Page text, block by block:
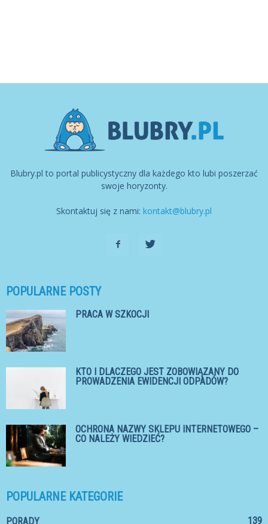
Blubry.pl to portal publicystyczny dla każdego kto lubi poszerzać
swoje horyzonty.
Skontaktuj się z nami: kontakt@blubry.pl
POPULARNE POSTY
PRACA W SZKOCJI
KTO I DLACZEGO JEST ZOBOWIĄZANY DO
PROWADZENIA EWIDENCJI ODPADÓW?
OCHRONA NAZWY SKLEPU INTERNETOWEGO –
CO NALEŻY WIEDZIEĆ?
POPULARNE KATEGORIE
PORADY 139